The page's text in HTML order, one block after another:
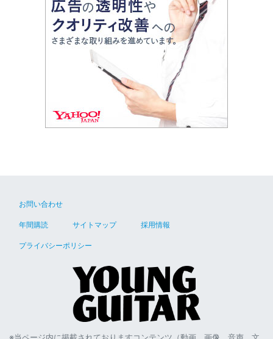
お問い合わせ
年間購読 サイトマップ 採用情報
プライバシーポリシー